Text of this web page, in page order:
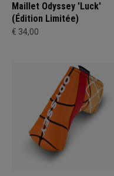
Maillet Odyssey 'Luck'
(Édition Limitée)
€ 34,00